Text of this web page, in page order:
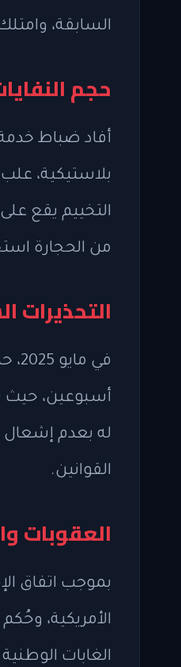
السابقة،
حجم
أفاد ضباط خدمة
التخييم يقع
من الحجارة
التحذيرات
في
له بعدم إشعال
القوانين.
العقوبات
الغابات